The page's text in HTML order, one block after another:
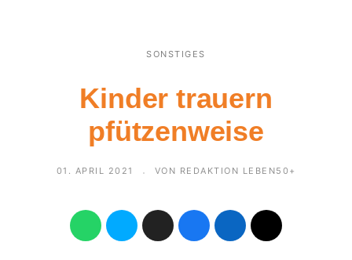
SONSTIGES
Kinder trauern
pfützenweise
01. APRIL 2021 VON REDAKTION LEBEN50+